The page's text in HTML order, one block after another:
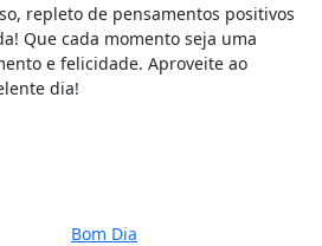
repleto de pensamentos positivos
Que cada momento seja uma
e felicidade. Aproveite ao
dia!
Bom Dia